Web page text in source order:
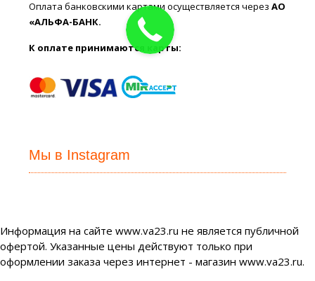
Оплата банковскими картами осуществляется черезАО
«АЛЬФА-БАНК.
К оплате принимаются карты:
Мы в Instagram
Информация на сайте www.va23.ru не является публичной
офертой. Указанные цены действуют только при
оформлении заказа через интернет - магазин www.va23.ru.